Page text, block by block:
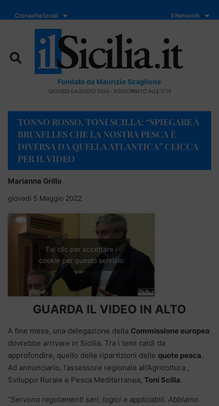
Cronache locali Il Network
Fondato da Maurizio Scaglione
GIOVEDÌ 6 AGOSTO 2026 - AGGIORNATO ALLE 17:15
TONNO ROSSO, TONI SCILLA: “SPIEGARE A
BRUXELLES CHE LA NOSTRA PESCA È
DIVERSA DA QUELLA ATLANTICA” CLICCA
PER IL VIDEO
Marianna Grillo
giovedì 5 Maggio 2022
Fai clic per accettare i
cookie per questo servizio
GUARDA IL VIDEO IN ALTO
A fine mese, una delegazione della Commissione europea
dovrebbe arrivare in Sicilia. Tra i temi caldi da
approfondire, quello delle ripartizioni delle quote pesca.
Ad annunciarlo, l’assessore regionale all’Agricoltura ,
Sviluppo Rurale e Pesca Mediterranea, Toni Scilla.
“Servono regolamenti seri, logici e applicabili. Abbiamo